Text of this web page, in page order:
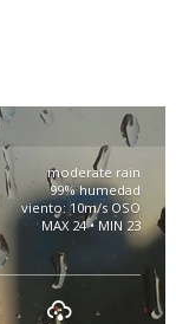
moderate rain
99% humedad
viento: 10m/s OSO
MAX 24 • MIN 23